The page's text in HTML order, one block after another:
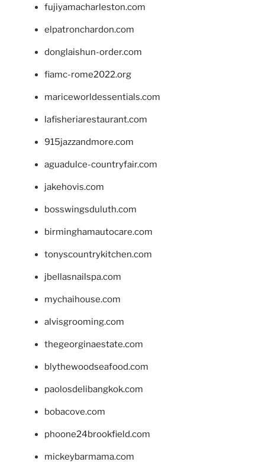
fujiyamacharleston.com
elpatronchardon.com
donglaishun-order.com
fiamc-rome2022.org
mariceworldessentials.com
lafisheriarestaurant.com
915jazzandmore.com
aguadulce-countryfair.com
jakehovis.com
bosswingsduluth.com
birminghamautocare.com
tonyscountrykitchen.com
jbellasnailspa.com
mychaihouse.com
alvisgrooming.com
thegeorginaestate.com
blythewoodseafood.com
paolosdelibangkok.com
bobacove.com
phoone24brookfield.com
mickeybarmama.com